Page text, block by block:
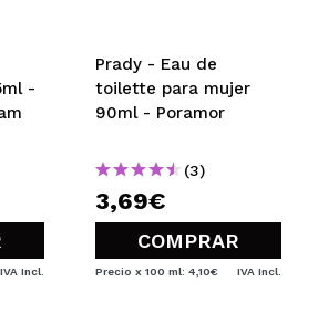
-
IVA Incl.
Prady - Eau de
toilette para mujer
90ml - Poramor
(3)
3,69€
COMPRAR
Precio x 100 ml: 4,10€ IVA Incl.